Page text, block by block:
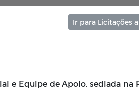
Ir para Licitações
e Equipe de Apoio, sediada na